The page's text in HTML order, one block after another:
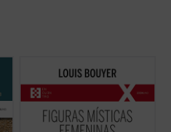
Desde Hadewijch de Amberes hasta Edith
Stein, pasando por Teresa de Ávila, Teresa
del Niño Jesús e Isabel de la Trinidad: cinco
místicas, cinco personalidades
excepcionales, que impulsan un
renacimiento interior necesario para la
Iglesia tanto ...(ver ficha)